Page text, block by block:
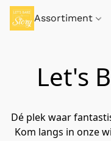
Assortiment
Let's
Dé plek waar
Kom langs in onze